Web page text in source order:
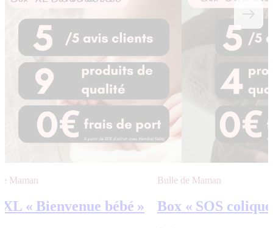
Maman
« Bienvenue bébé »
Bulle de Maman
Box « SOS